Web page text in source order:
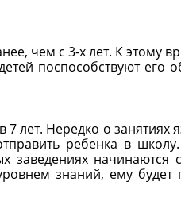
чем с 3-х лет. К этому
поспособствуют его
лет. Нередко о занятиях
ребенка в
заведениях начинаются
знаний, ему будет